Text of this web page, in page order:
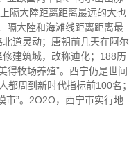
隔大陸距离距离最远的大也
隔大陸和海滩线距离距离最
道灵动；唐朝前几天在阿尔
建筑城，改称迪化；188历
得牧场养殖”。西宁仍是世间
周到新时代指标前100名；
市”。2O2O，西宁市实行地